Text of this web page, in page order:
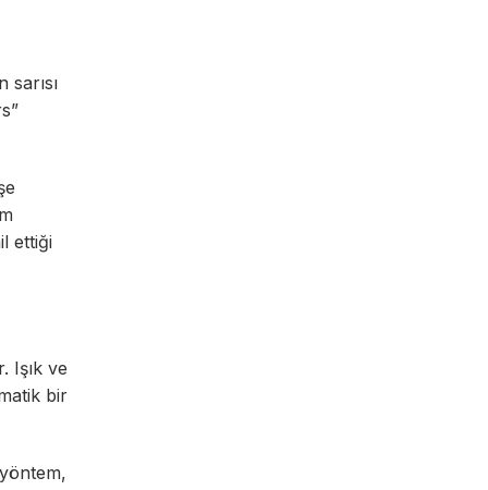
ettiği
Işık ve
bir